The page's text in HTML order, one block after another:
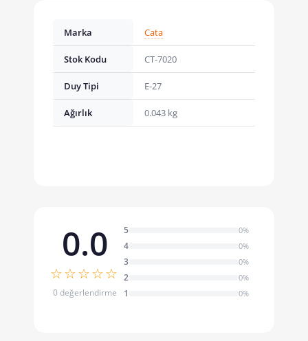
Marka Cata
Stok Kodu CT-7020
Duy Tipi E-27
Ağırlık 0.043 kg
0.0
☆☆☆☆☆
0 değerlendirme
5 0%
4 0%
3 0%
2 0%
1 0%